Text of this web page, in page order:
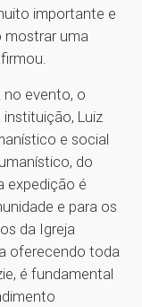
importante e
mostrar uma
no evento, o
Luiz
e social
do
expedição é
e para os
da Igreja
oferecendo toda
é fundamental